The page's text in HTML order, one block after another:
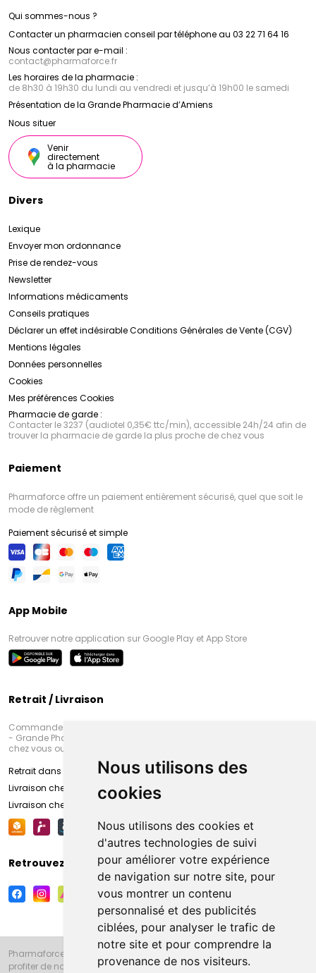
Nous utilisons des
cookies
Nous utilisons des cookies et
d'autres technologies de suivi
pour améliorer votre expérience
de navigation sur notre site, pour
vous montrer un contenu
personnalisé et des publicités
ciblées, pour analyser le trafic de
notre site et pour comprendre la
provenance de nos visiteurs.
Qui sommes-nous ?
Contacter un pharmacien conseil par téléphone au 03 22 71 64 16
Nous contacter par e-mail :
contact@pharmaforce.fr
Les horaires de la pharmacie :
de 8h30 à 19h30 du lundi au vendredi et jusqu’à 19h00 le samedi
Présentation de la Grande Pharmacie d’Amiens
Nous situer
Venir
directement
à la pharmacie
Divers
Lexique
Envoyer mon ordonnance
Prise de rendez-vous
Newsletter
Informations médicaments
Conseils pratiques
Déclarer un effet indésirableConditions Générales de Vente (CGV)
Mentions légales
Données personnelles
Cookies
Mes préférences Cookies
Pharmacie de garde :
Contacter le 3237 (audiotel 0,35€ ttc/min), accessible 24h/24 afin de
trouver la pharmacie de garde la plus proche de chez vous
Paiement
Pharmaforce offre un paiement entièrement sécurisé, quel que soit le
mode de règlement
Paiement sécurisé et simple
App Mobile
Retrouver notre application sur Google Play et App Store
Retrait / Livraison
Commandez en ligne et venez chercher votre commande à Amiens
- Grande Pharmacie d’Amiens (Fachon) ou recevez-là rapidement
chez vous ou en point retrait
Retrait dans la pharmacie d’Amiens
Livraison chez vous
Livraison chez votre commerçant
Retrouvez-nous sur vos réseaux sociaux
Pharmaforce.fr et la Grande Pharmacie d’Amiens vous souhaitent de
profiter de notre accueil, de nos conseils pharmaceutiques,